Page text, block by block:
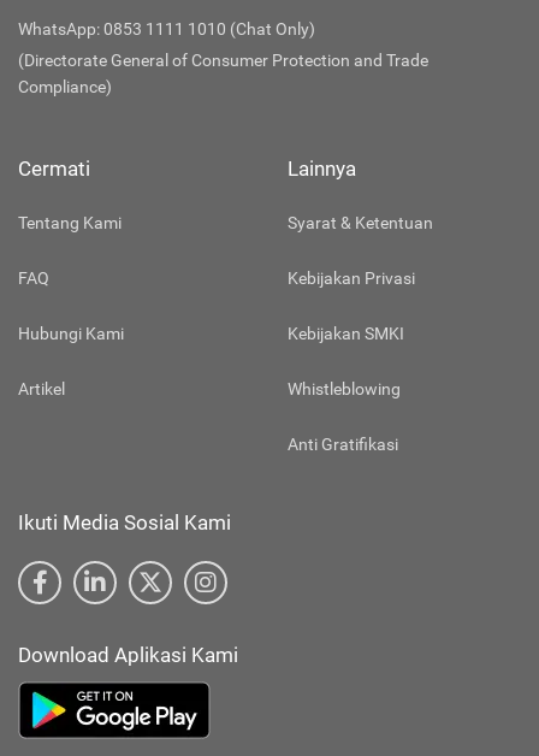
WhatsApp: 0853 1111 1010 (Chat Only)
(Directorate General of Consumer Protection and Trade
Compliance)
Cermati
Tentang Kami
FAQ
Hubungi Kami
Artikel
Lainnya
Syarat & Ketentuan
Kebijakan Privasi
Kebijakan SMKI
Whistleblowing
Anti Gratifikasi
Ikuti Media Sosial Kami
Download Aplikasi Kami